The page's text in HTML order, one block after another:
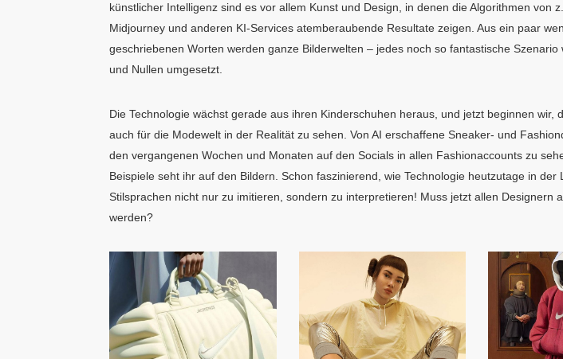
künstlicher Intelligenz sind es vor allem Kunst und Design, in denen die Algorithmen von
Midjourney und anderen KI-Services atemberaubende Resultate zeigen. Aus ein paar
geschriebenen Worten werden ganze Bilderwelten – jedes noch so fantastische Szenario
und Nullen umgesetzt.
Die Technologie wächst gerade aus ihren Kinderschuhen heraus, und jetzt beginnen wir,
auch für die Modewelt in der Realität zu sehen. Von AI erschaffene Sneaker- und
den vergangenen Wochen und Monaten auf den Socials in allen Fashionaccounts zu
Beispiele seht ihr auf den Bildern. Schon faszinierend, wie Technologie heutzutage in der
Stilsprachen nicht nur zu imitieren, sondern zu interpretieren! Muss jetzt allen Designern
werden?